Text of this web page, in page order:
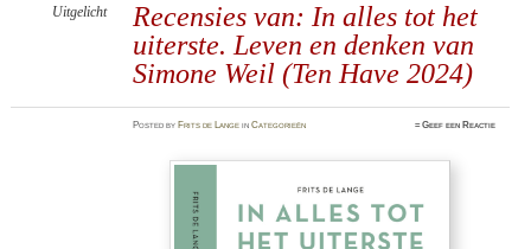
Recensies van: In alles tot het
uiterste. Leven en denken van
Simone Weil (Ten Have 2024)
Uitgelicht
Postedby Frits de Lange inCategorieën ≈Geef een Reactie